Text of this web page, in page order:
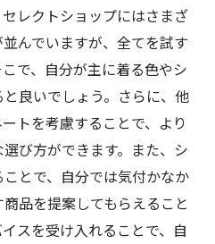
レクトショップにはさまざ
んでいますが、全てを試す
で、自分が主に着る色やシ
良いでしょう。さらに、他
トを考慮することで、より
び方ができます。また、シ
とで、自分では気付かなか
品を提案してもらえること
スを受け入れることで、自